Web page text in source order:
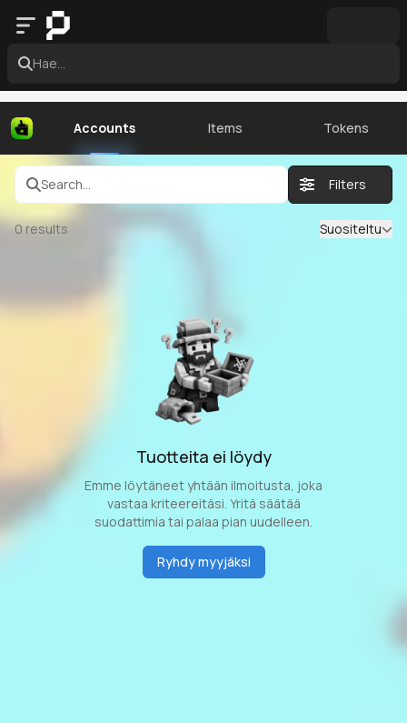
Hae...
Accounts Items Tokens
Search... Filters
0results Suositeltu
Tuotteita ei löydy
Emme löytäneet yhtään ilmoitusta, joka
vastaa kriteereitäsi. Yritä säätää
suodattimia tai palaa pian uudelleen.
Ryhdy myyjäksi